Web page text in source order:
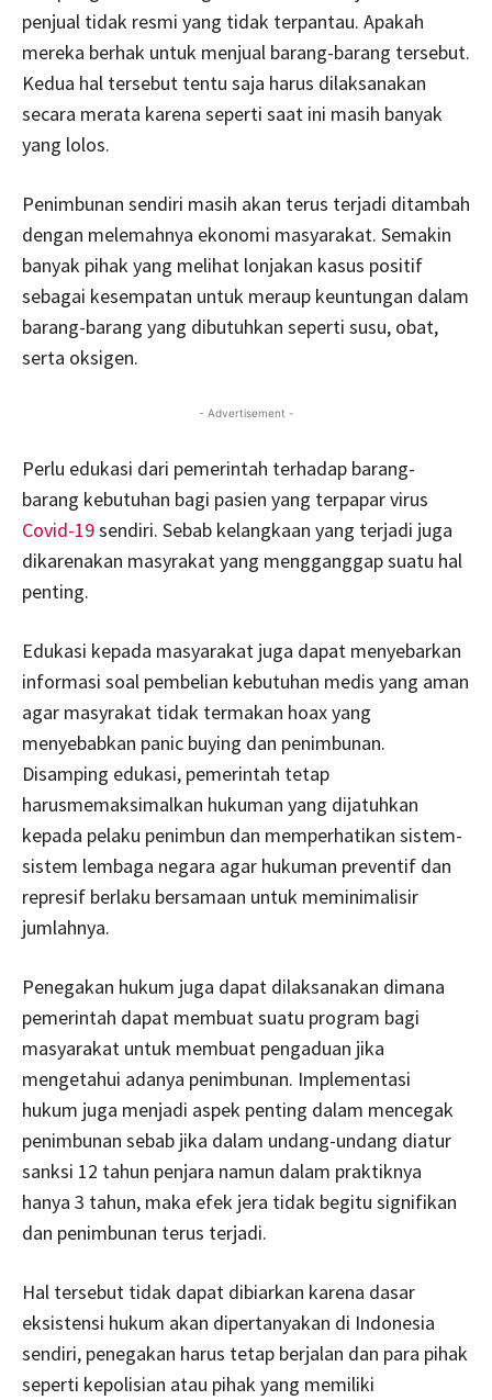
penjual tidak resmi yang tidak terpantau. Apakah
mereka berhak untuk menjual barang-barang tersebut.
Kedua hal tersebut tentu saja harus dilaksanakan
secara merata karena seperti saat ini masih banyak
yang lolos.
Penimbunan sendiri masih akan terus terjadi ditambah
dengan melemahnya ekonomi masyarakat. Semakin
banyak pihak yang melihat lonjakan kasus positif
sebagai kesempatan untuk meraup keuntungan dalam
barang-barang yang dibutuhkan seperti susu, obat,
serta oksigen.
- Advertisement -
Perlu edukasi dari pemerintah terhadap barang-
barang kebutuhan bagi pasien yang terpapar virus
Covid-19sendiri. Sebab kelangkaan yang terjadi juga
dikarenakan masyrakat yang mengganggap suatu hal
penting.
Edukasi kepada masyarakat juga dapat menyebarkan
informasi soal pembelian kebutuhan medis yang aman
agar masyrakat tidak termakan hoax yang
menyebabkan panic buying dan penimbunan.
Disamping edukasi, pemerintah tetap
harusmemaksimalkan hukuman yang dijatuhkan
kepada pelaku penimbun dan memperhatikan sistem-
sistem lembaga negara agar hukuman preventif dan
represif berlaku bersamaan untuk meminimalisir
jumlahnya.
Penegakan hukum juga dapat dilaksanakan dimana
pemerintah dapat membuat suatu program bagi
masyarakat untuk membuat pengaduan jika
mengetahui adanya penimbunan. Implementasi
hukum juga menjadi aspek penting dalam mencegak
penimbunan sebab jika dalam undang-undang diatur
sanksi 12 tahun penjara namun dalam praktiknya
hanya 3 tahun, maka efek jera tidak begitu signifikan
dan penimbunan terus terjadi.
Hal tersebut tidak dapat dibiarkan karena dasar
eksistensi hukum akan dipertanyakan di Indonesia
sendiri, penegakan harus tetap berjalan dan para pihak
seperti kepolisian atau pihak yang memiliki